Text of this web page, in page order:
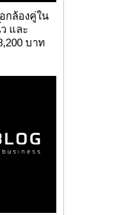
กล้องคู่ใน
และ
บาท